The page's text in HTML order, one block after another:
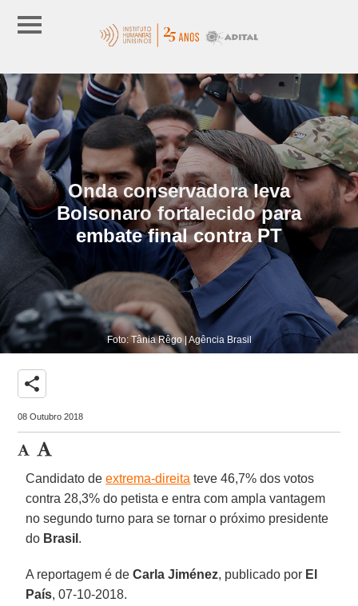
Onda conservadora leva
Bolsonaro fortalecido para
embate final contra PT
Foto: Tânia Rêgo | Agência Brasil
share
08 Outubro 2018
Candidato deextrema-direita teve 46,7% dos votos
contra 28,3% do petista e entra com ampla vantagem
no segundo turno para se tornar o próximo presidente
do Brasil .
A reportagem é deCarla Jiménez, publicado por El
País, 07-10-2018.